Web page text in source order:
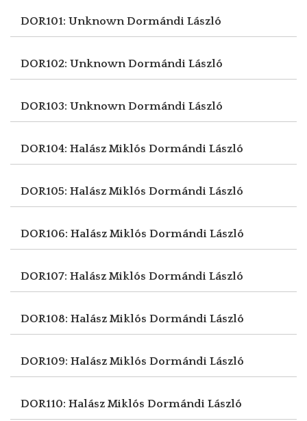
DOR101: UnknownDormándi László
DOR102: UnknownDormándi László
DOR103: UnknownDormándi László
DOR104: Halász Miklós Dormándi László
DOR105: Halász Miklós Dormándi László
DOR106: Halász Miklós Dormándi László
DOR107: Halász Miklós Dormándi László
DOR108: Halász Miklós Dormándi László
DOR109: Halász Miklós Dormándi László
DOR110: Halász Miklós Dormándi László